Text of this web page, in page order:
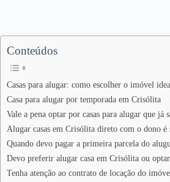
Conteúdos
Casas para alugar: como escolher o imóvel
Casa para alugar por temporada em Crisólita
Vale a pena optar por casas para alugar que já
Alugar casas em Crisólita direto com o dono é
Quando devo pagar a primeira parcela do
Devo preferir alugar casa em Crisólita ou
Tenha atenção ao contrato de locação do